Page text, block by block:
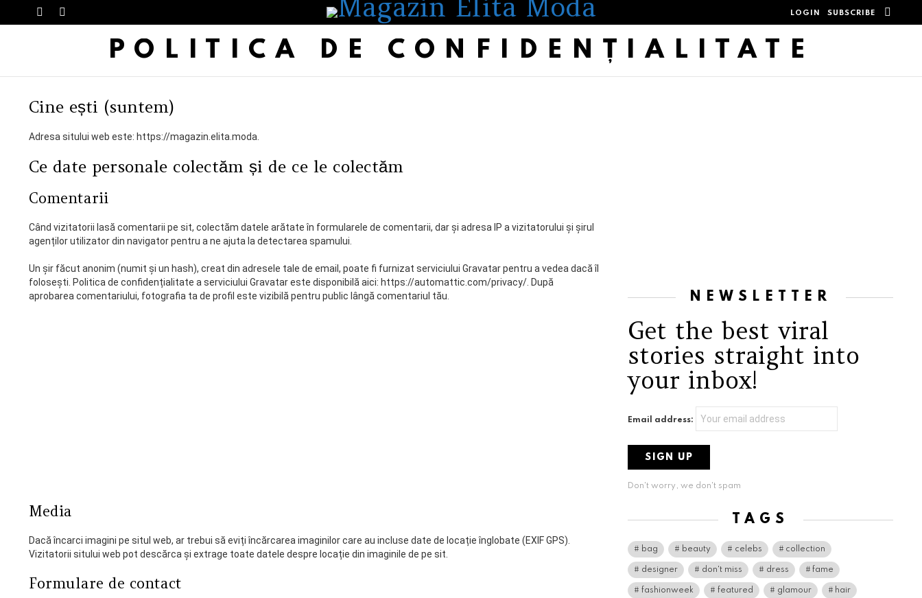
Menu
SKIN
LOGIN SUBSCRIBE
POLITICĂ DE CONFIDENȚIALITATE
Cine ești (suntem)
Adresa sitului web este: https://magazin.elita.moda.
Ce date personale colectăm și de ce le colectăm
Comentarii
Când vizitatorii lasă comentarii pe sit, colectăm datele arătate în formularele de comentarii, dar și adresa IP a vizitatorului și șirul
agenților utilizator din navigator pentru a ne ajuta la detectarea spamului.
Un șir făcut anonim (numit și un hash), creat din adresele tale de email, poate fi furnizat serviciului Gravatar pentru a vedea dacă îl
folosești. Politica de confidențialitate a serviciului Gravatar este disponibilă aici: https://automattic.com/privacy/. După
aprobarea comentariului, fotografia ta de profil este vizibilă pentru public lângă comentariul tău.
Media
Dacă încarci imagini pe situl web, ar trebui să eviți încărcarea imaginilor care au incluse date de locație înglobate (EXIF GPS).
Vizitatorii sitului web pot descărca și extrage toate datele despre locație din imaginile de pe sit.
Formulare de contact
NEWSLETTER
Get the best viral
stories straight into
your inbox!
Email address:
Don't worry, we don't spam
TAGS
bag beauty celebs collection
designer don't miss dress fame
fashionweek featured glamour hair